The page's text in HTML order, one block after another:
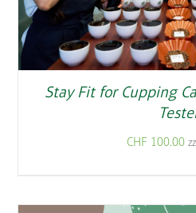
Stay Fit for Cupping
CHF100.00